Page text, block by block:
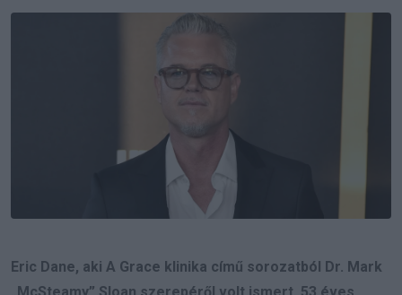
Email
Eric Dane, aki A Grace klinika című sorozatból Dr. Mark